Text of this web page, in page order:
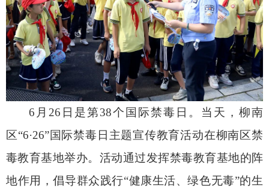
6月26日是第38个国际禁毒日。当天，柳南
区“6·26”国际禁毒日主题宣传教育活动在柳南区禁
毒教育基地举办。活动通过发挥禁毒教育基地的阵
地作用，倡导群众践行“健康生活、绿色无毒”的生